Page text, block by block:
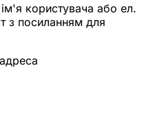
користувача або ел.
з посиланням для